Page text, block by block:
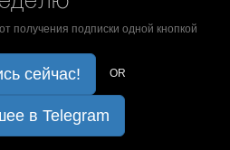
получения подписки одной кнопкой
сейчас! OR
в Telegram